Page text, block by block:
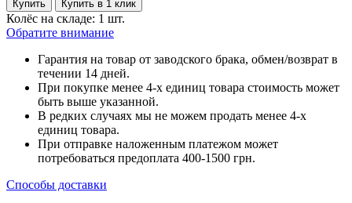
Купить
Купить в 1 клик
Колёс на складе: 1 шт.
Обратите внимание
Гарантия на товар от заводского брака, обмен/возврат в
течении 14 дней.
При покупке менее 4-х единиц товара стоимость может
быть выше указанной.
В редких случаях мы не можем продать менее 4-х
единиц товара.
При отправке наложенным платежом может
потребоваться предоплата 400-1500 грн.
Способы доставки